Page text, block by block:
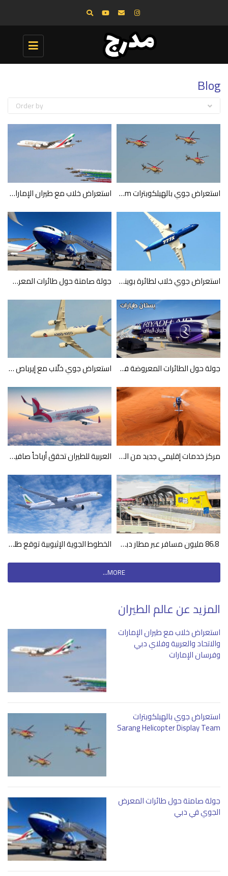
Toggle
navigation
Blog
Order by
استعراض خلاب مع طيران الإمارات والاتحاد والعربية وفلاي دبي وفرسان الإمارات استعراض جوي بالهيلكوبترات Sarang Helicopter Display Team
جولة صامتة حول طائرات المعرض الجوي في دبي استعراض جوي خلاب لطائرة بوينغ Boeing 777X
استعراض جوي خلّاب مع إيرباص Airbus A350 جولة حول الطائرات المعروضة في معرض دبي للطيران 2023
العربية للطيران تحقق أرباحاً صافية قياسية بلغت 1.32 مليار درهم إماراتي خلال الأشهر التسعة الأولى من 2023 مركز خدمات إقليمي جديد من السعودية لهندسة الطيران وإيرباص للطائرات العمودية
الخطوط الجوية الإثيوبية توقع طلب لشراء 11 طائرة إيرباص A350-900 86.8 مليون مسافر عبر مطار دبي الدولي خلال 2023
MORE...
المزيد عن عالم الطيران
استعراض خلاب مع طيران الإمارات
والاتحاد والعربية وفلاي دبي
وفرسان الإمارات
استعراض جوي بالهيلكوبترات
Sarang Helicopter Display Team
جولة صامتة حول طائرات المعرض
الجوي في دبي